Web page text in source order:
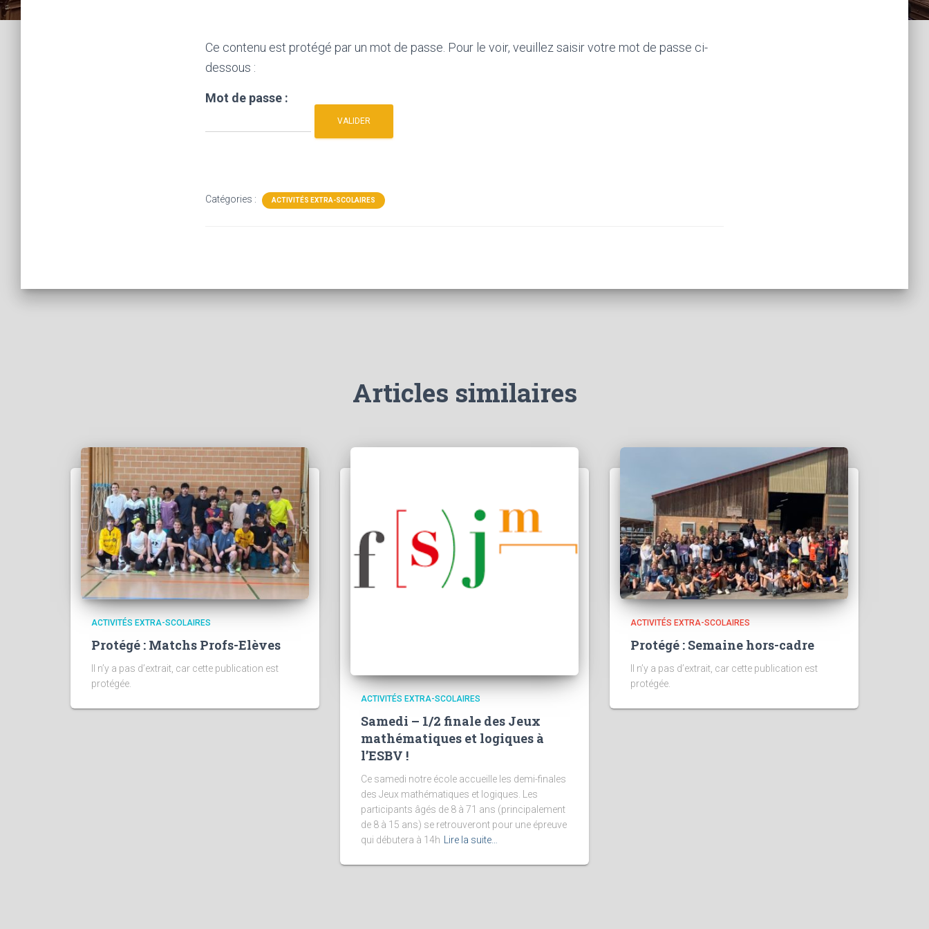
Ce contenu est protégé par un mot de passe. Pour le voir, veuillez saisir votre mot de passe ci-
dessous :
Mot de passe :
Catégories : ACTIVITÉS EXTRA-SCOLAIRES
Articles similaires
ACTIVITÉS EXTRA-SCOLAIRES
Protégé : Matchs Profs-Elèves
Il n’y a pas d’extrait, car cette publication est
protégée.
ACTIVITÉS EXTRA-SCOLAIRES
Samedi – 1/2 finale des Jeux
mathématiques et logiques à
l’ESBV !
Ce samedi notre école accueille les demi-finales
des Jeux mathématiques et logiques. Les
participants âgés de 8 à 71 ans (principalement
de 8 à 15 ans) se retrouveront pour une épreuve
qui débutera à 14h
Lire la suite…
ACTIVITÉS EXTRA-SCOLAIRES
Protégé : Semaine hors-cadre
Il n’y a pas d’extrait, car cette publication est
protégée.